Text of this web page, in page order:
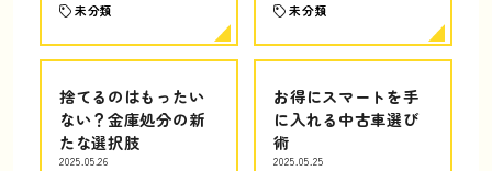
未分類 未分類
捨てるのはもったい
ない？金庫処分の新
たな選択肢
2025.05.26
お得にスマートを手
に入れる中古車選び
術
2025.05.25